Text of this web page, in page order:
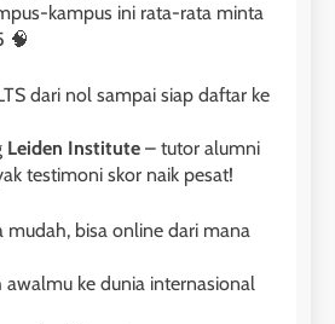
kampus ini rata-rata minta
🧠
dari nol sampai siap daftar ke
Leiden Institute – tutor alumni
testimoni skor naik pesat!
mudah, bisa online dari mana
awalmu ke dunia internasional